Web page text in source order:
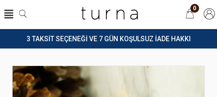
3 TAKSİT SEÇENEĞİ VE 7 GÜN KOŞULSUZ İADE HAKKI
0